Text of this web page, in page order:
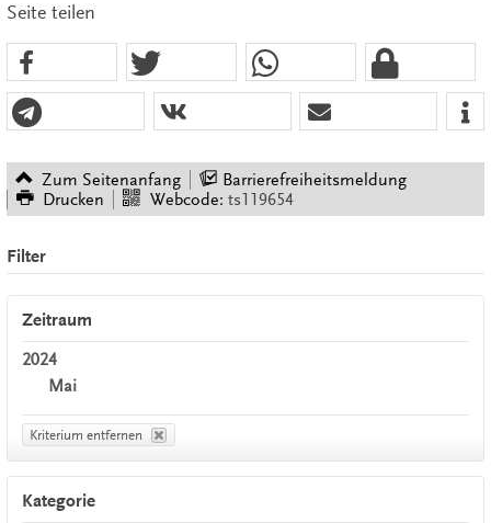
Seite teilen
Zum Seitenanfang
Barrierefreiheitsmeldung
Drucken
Webcode: ts119654
Filter
Zeitraum
2024
Mai
Kriterium entfernen
Kategorie